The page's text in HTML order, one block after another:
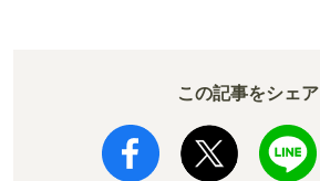
この記事をシェア